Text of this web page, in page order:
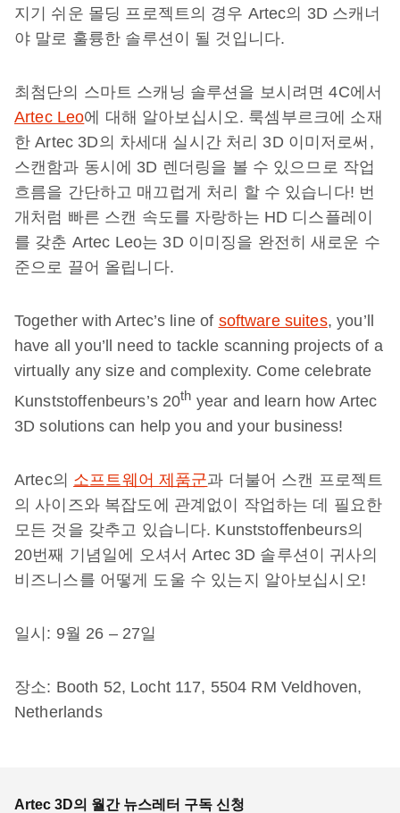
지기 쉬운 몰딩 프로젝트의 경우 Artec의 3D 스캐너
야 말로 훌륭한 솔루션이 될 것입니다.
최첨단의 스마트 스캐닝 솔루션을 보시려면 4C에서
Artec Leo에 대해 알아보십시오. 룩셈부르크에 소재
한 Artec 3D의 차세대 실시간 처리 3D 이미저로써,
스캔함과 동시에 3D 렌더링을 볼 수 있으므로 작업
흐름을 간단하고 매끄럽게 처리 할 수 ​​있습니다! 번
개처럼 빠른 스캔 속도를 자랑하는 HD 디스플레이
를 갖춘 Artec Leo는 3D 이미징을 완전히 새로운 수
준으로 끌어 올립니다.
Together with Artec’s line of software suites, you’ll
have all you’ll need to tackle scanning projects of a
virtually any size and complexity. Come celebrate
Kunststoffenbeurs’s 20th year and learn how Artec
3D solutions can help you and your business!
Artec의 소프트웨어 제품군과 더불어 스캔 프로젝트
의 사이즈와 복잡도에 관계없이 작업하는 데 필요한
모든 것을 갖추고 있습니다. Kunststoffenbeurs의
20번째 기념일에 오셔서 Artec 3D 솔루션이 귀사의
비즈니스를 어떻게 도울 수 있는지 알아보십시오!
일시: 9월 26 – 27일
장소: Booth 52, Locht 117, 5504 RM Veldhoven,
Netherlands
Artec 3D의 월간 뉴스레터 구독 신청